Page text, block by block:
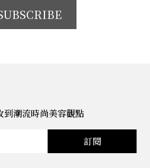
到潮流時尚美容觀點
訂閱